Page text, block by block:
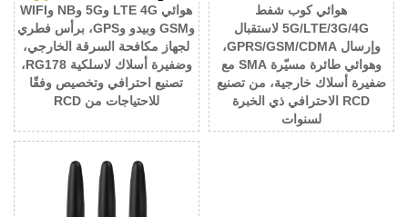
هوائي LTE 4G و5G وNB وWIFI
وGSM وبيدو وGPS، برأس فطري
لجهاز مكافحة السرقة الخارجي،
وضفيرة أسلاك لاسلكية RG178،
تصنيع احترافي وتخصيص وفقًا
للاحتياجات من RCD
هوائي كوب شفط
5G/LTE/3G/4G لاستقبال
وإرسال GPRS/GSM/CDMA،
وهوائي طائرة مسيّرة SMA مع
ضفيرة أسلاك خارجية، من تصنيع
RCD الاحترافي ذي الخبرة
لسنوات